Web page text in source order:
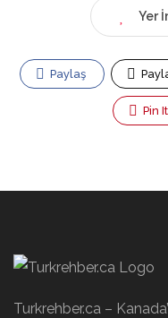
Yer
Paylaş
Pin It
Turkrehber.ca –